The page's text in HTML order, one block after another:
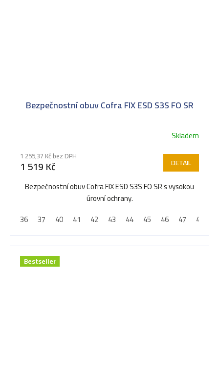
Bezpečnostní obuv Cofra FIX ESD S3S FO SR
Skladem
1 255,37 Kč bez DPH
1 519 Kč DETAIL
Bezpečnostní obuv Cofra FIX ESD S3S FO SR s vysokou
úrovní ochrany.
36
37 40 41 42 43 44 45 46 47 48
Bestseller